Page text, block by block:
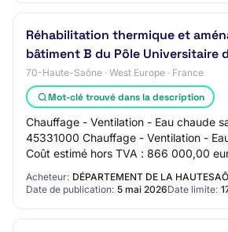
Réhabilitation thermique et
bâtiment B du Pôle Universitaire
70-Haute-Saône · West Europe · France
Mot-clé trouvé dans la description
Chauffage - Ventilation - Eau chaude
45331000 Chauffage - Ventilation -
Coût estimé hors TVA : 866 000,00
d'exécution : Avenue des Rives du
Acheteur: DÉPARTEMENT DE LA
Date de publication: 5 mai 2026Date limite: